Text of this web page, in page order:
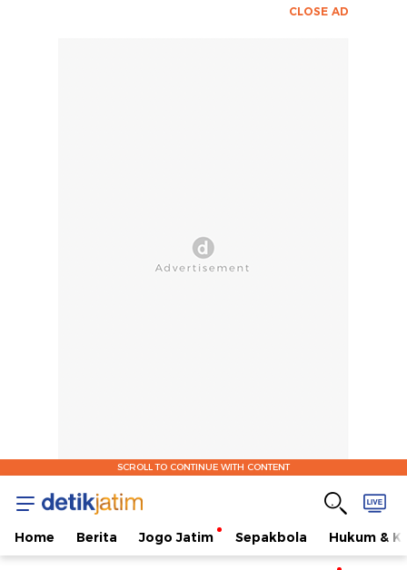
CLOSE AD
SCROLL TO CONTINUE WITH CONTENT
Home Berita Jogo Jatim Sepakbola Hukum &